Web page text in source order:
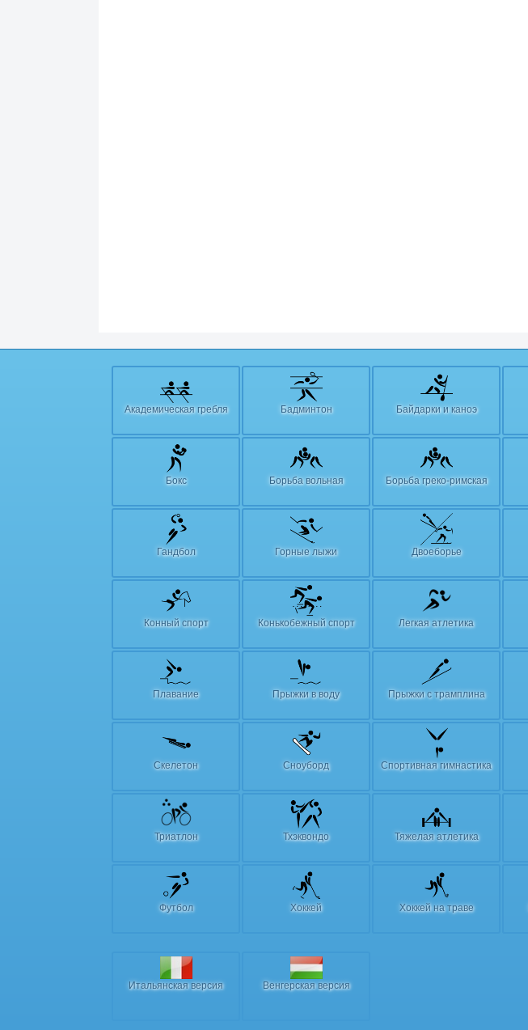
Академическая гребля Бадминтон Байдарки и каноэ
Бокс Борьба вольная Борьба греко-римская
Гандбол Горные лыжи Двоеборье
Конный спорт Конькобежный спорт Легкая атлетика
Плавание Прыжки в воду Прыжки с трамплина
Скелетон Сноуборд Спортивная гимнастика
Триатлон Тхэквондо Тяжелая атлетика
Футбол Хоккей Хоккей на траве
Итальянская версия Венгерская версия